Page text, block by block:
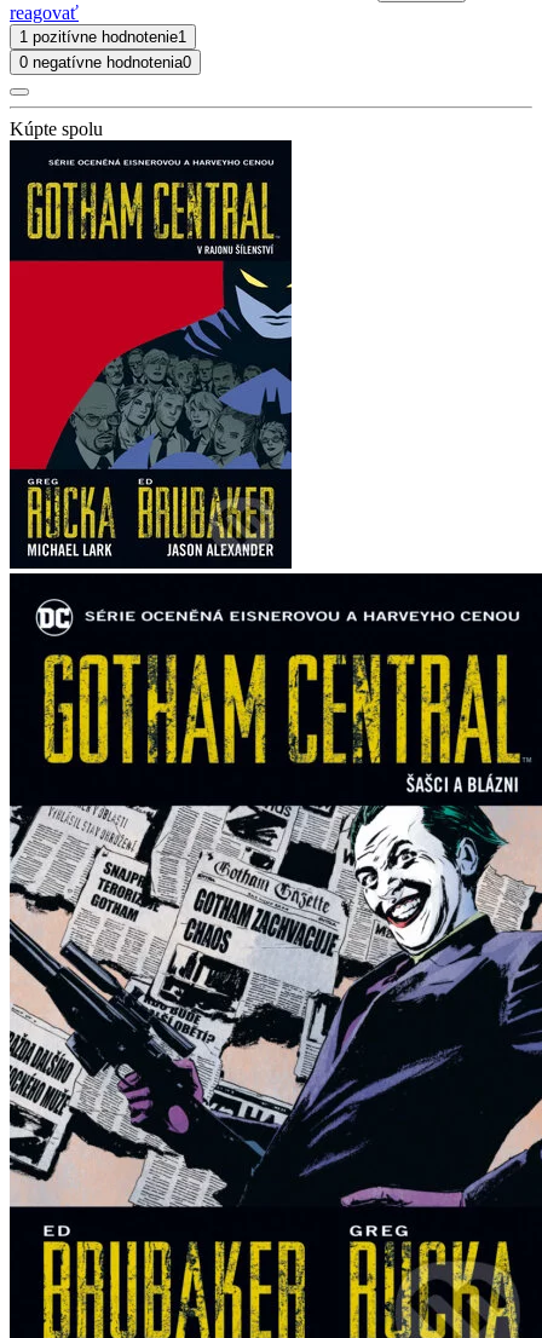
reagovať
1 pozitívne hodnotenie1
0 negatívne hodnotenia0
Kúpte spolu